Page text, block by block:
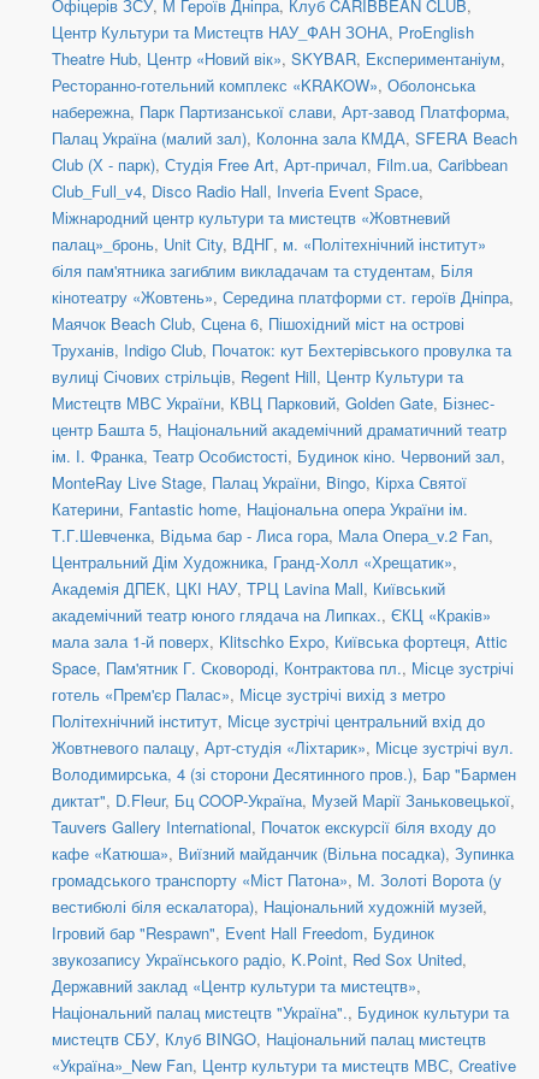
Офіцерів ЗСУ, М Героїв Дніпра, Клуб CARIBBEAN CLUB,
Центр Культури та Мистецтв НАУ_ФАН ЗОНА, ProEnglish
Theatre Hub, Центр «Новий вік», SKYBAR, Експериментаніум,
Ресторанно-готельний комплекс «KRAKOW», Оболонська
набережна, Парк Партизанської слави, Арт-завод Платформа,
Палац Україна (малий зал), Колонна зала КМДА, SFERA Beach
Club (Х - парк), Студія Free Art, Арт-причал, Film.ua, Caribbean
Club_Full_v4, Disco Radio Hall, Inveria Event Space,
Міжнародний центр культури та мистецтв «Жовтневий
палац»_бронь, Unit Сity, ВДНГ, м. «Політехнічний інститут»
біля пам'ятника загиблим викладачам та студентам, Біля
кінотеатру «Жовтень», Середина платформи ст. героїв Дніпра,
Маячок Beach Club, Сцена 6, Пішохідний міст на острові
Труханів, Indigo Club, Початок: кут Бехтерівського провулка та
вулиці Січових стрільців, Regent Hill, Центр Культури та
Мистецтв МВС України, КВЦ Парковий, Golden Gate, Бізнес-
центр Башта 5, Національний академічний драматичний театр
ім. І. Франка, Театр Особистості, Будинок кіно. Червоний зал,
MonteRay Live Stage, Палац України, Bingo, Кірха Святої
Катерини, Fantastic home, Національна опера України ім.
Т.Г.Шевченка, Відьма бар - Лиса гора, Мала Опера_v.2 Fan,
Центральний Дім Художника, Гранд-Холл «Хрещатик»,
Академія ДПЕК, ЦКІ НАУ, ТРЦ Lavina Mall, Київський
академічний театр юного глядача на Липках., ЄКЦ «Краків»
мала зала 1-й поверх, Klitschko Expo, Київська фортеця, Attic
Space, Пам'ятник Г. Сковороді, Контрактова пл., Місце зустрічі
готель «Прем'єр Палас», Місце зустрічі вихід з метро
Політехнічний інститут, Місце зустрічі центральний вхід до
Жовтневого палацу, Арт-студія «Ліхтарик», Місце зустрічі вул.
Володимирська, 4 (зі сторони Десятинного пров.), Бар "Бармен
диктат", D.Fleur, Бц COOP-Україна, Музей Марії Заньковецької,
Tauvers Gallery International, Початок екскурсії біля входу до
кафе «Катюша», Виїзний майданчик (Вільна посадка), Зупинка
громадського транспорту «Міст Патона», М. Золоті Ворота (у
вестибюлі біля ескалатора), Національний художній музей,
Ігровий бар "Respawn", Event Hall Freedom, Будинок
звукозапису Українського радіо, K.Point, Red Sox United,
Державний заклад «Центр культури та мистецтв»,
Національний палац мистецтв "Україна"., Будинок культури та
мистецтв СБУ, Клуб BINGO, Національний палац мистецтв
«Україна»_New Fan, Центр культури та мистецтв МВС, Creative